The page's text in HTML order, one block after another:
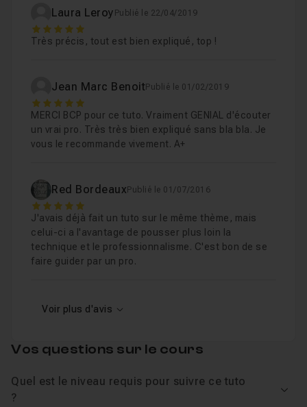
Leçon 8
Leçon 10 10 Finalisation de l'animation ( After Effects )
Laura Leroy Publié le 22/04/2019
5
Très précis, tout est bien expliqué, top !
Jean Marc Benoit Publié le 01/02/2019
5
MERCI BCP pour ce tuto. Vraiment GENIAL d'écouter
un vrai pro. Très très bien expliqué sans bla bla. Je
vous le recommande vivement. A+
Red Bordeaux Publié le 01/07/2016
5
J'avais déjà fait un tuto sur le même thème, mais
celui-ci a l'avantage de pousser plus loin la
technique et le professionnalisme. C'est bon de se
faire guider par un pro.
Voir plus d'avis
Vos questions sur le cours
Quel est le niveau requis pour suivre ce tuto
?